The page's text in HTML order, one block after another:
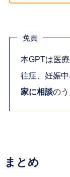
免責
本GPTは医
往症、妊娠
家に相談の
まとめ